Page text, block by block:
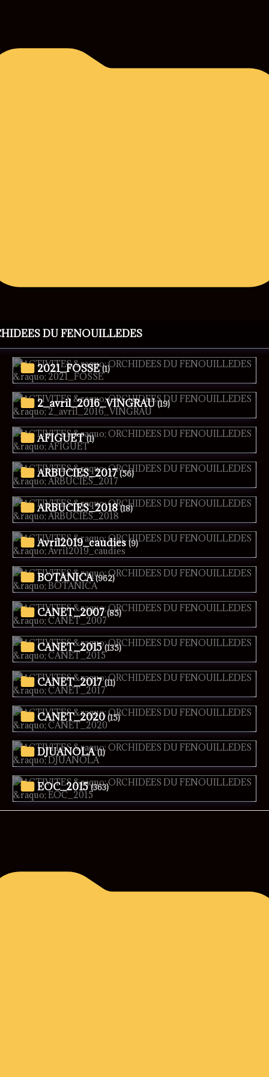
DU FENOUILLEDES
2021_FOSSE (1)
2_avril_2016_VINGRAU (19)
AFIGUET (1)
ARBUCIES_2017 (56)
ARBUCIES_2018 (18)
Avril2019_caudies (9)
BOTANICA (962)
CANET_2007 (85)
CANET_2015 (135)
CANET_2017 (11)
CANET_2020 (15)
DJUANOLA (1)
EOC_2015 (363)